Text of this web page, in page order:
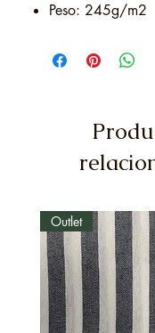
Peso: 245g/m2
Outlet